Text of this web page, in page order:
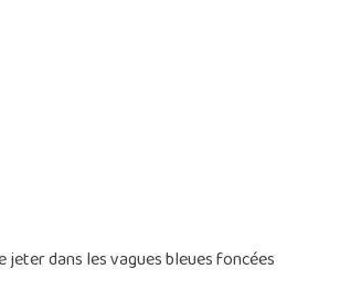
jeter dans les vagues bleues foncées